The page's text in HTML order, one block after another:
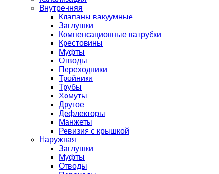
Внутренняя
Клапаны вакуумные
Заглушки
Компенсационные патрубки
Крестовины
Муфты
Отводы
Переходники
Тройники
Трубы
Хомуты
Другое
Дефлекторы
Манжеты
Ревизия с крышкой
Наружная
Заглушки
Муфты
Отводы